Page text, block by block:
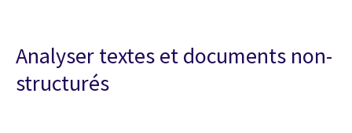
Analyser textes et documents non-
structurés